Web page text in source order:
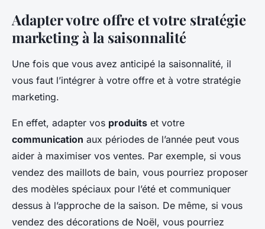
Adapter votre offre et votre stratégie
marketing à la saisonnalité
Une fois que vous avez anticipé la saisonnalité, il
vous faut l’intégrer à votre offre et à votre stratégie
marketing.
En effet, adapter vos produits et votre
communication aux périodes de l’année peut vous
aider à maximiser vos ventes. Par exemple, si vous
vendez des maillots de bain, vous pourriez proposer
des modèles spéciaux pour l’été et communiquer
dessus à l’approche de la saison. De même, si vous
vendez des décorations de Noël, vous pourriez